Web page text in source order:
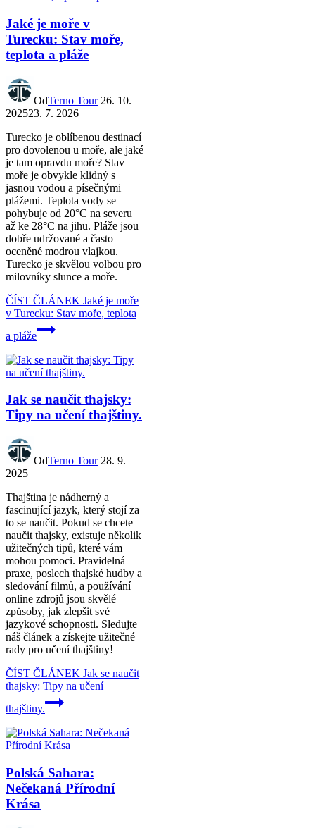
Jaké je moře v
Turecku: Stav moře,
teplota a pláže
OdTerno Tour 26. 10.
202523. 7. 2026
Turecko je oblíbenou destinací
pro dovolenou u moře, ale jaké
je tam opravdu moře? Stav
moře je obvykle klidný s
jasnou vodou a písečnými
plážemi. Teplota vody se
pohybuje od 20°C na severu
až ke 28°C na jihu. Pláže jsou
dobře udržované a často
oceněné modrou vlajkou.
Turecko je skvělou volbou pro
milovníky slunce a moře.
ČÍST ČLÁNEK Jaké je moře
v Turecku: Stav moře, teplota
a pláže
Jak se naučit thajsky:
Tipy na učení thajštiny.
OdTerno Tour 28. 9.
2025
Thajština je nádherný a
fascinující jazyk, který stojí za
to se naučit. Pokud se chcete
naučit thajsky, existuje několik
užitečných tipů, které vám
mohou pomoci. Pravidelná
praxe, poslech thajské hudby a
sledování filmů, a používání
online zdrojů jsou skvělé
způsoby, jak zlepšit své
jazykové schopnosti. Sledujte
náš článek a získejte užitečné
rady pro učení thajštiny!
ČÍST ČLÁNEK Jak se naučit
thajsky: Tipy na učení
thajštiny.
Polská Sahara:
Nečekaná Přírodní
Krása